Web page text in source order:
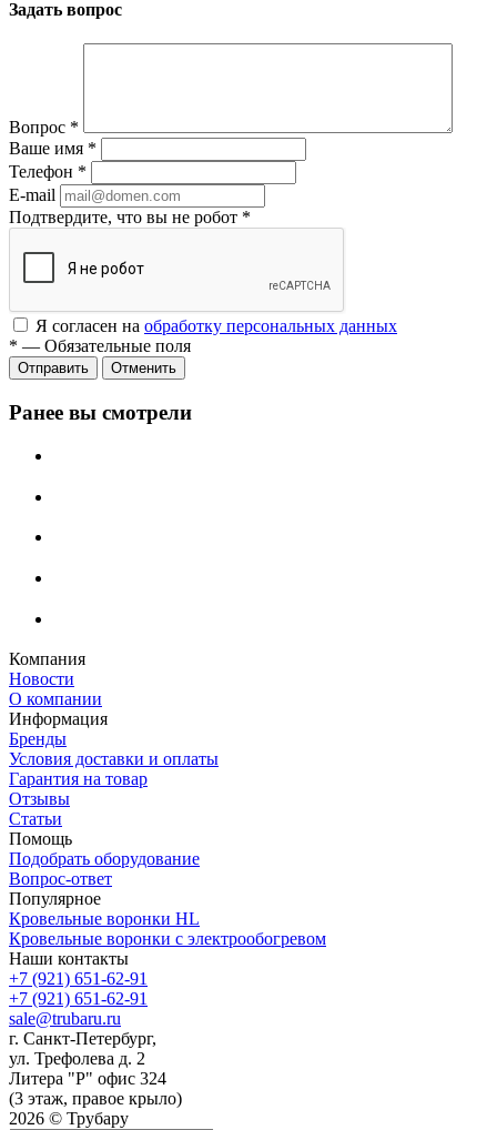
Задать вопрос
Вопрос *
Ваше имя *
Телефон *
E-mail
Подтвердите, что вы не робот *
Я согласен на обработку персональных данных
* — Обязательные поля
Отменить
Ранее вы смотрели
Компания
Новости
О компании
Информация
Бренды
Условия доставки и оплаты
Гарантия на товар
Отзывы
Статьи
Помощь
Подобрать оборудование
Вопрос-ответ
Популярное
Кровельные воронки HL
Кровельные воронки с электрообогревом
Наши контакты
+7 (921) 651-62-91
+7 (921) 651-62-91
sale@trubaru.ru
г. Санкт-Петербург,
ул. Трефолева д. 2
Литера "Р" офис 324
(3 этаж, правое крыло)
2026 © Трубару